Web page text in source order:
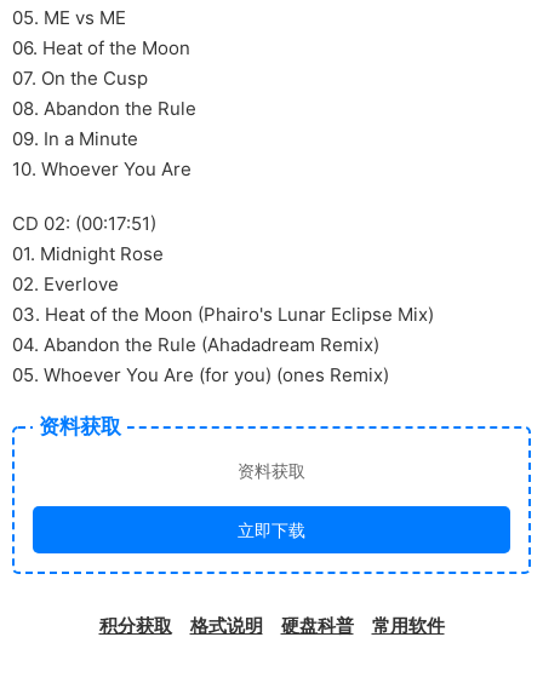
05. ME vs ME
06. Heat of the Moon
07. On the Cusp
08. Abandon the Rule
09. In a Minute
10. Whoever You Are
CD 02: (00:17:51)
01. Midnight Rose
02. Everlove
03. Heat of the Moon (Phairo's Lunar Eclipse Mix)
04. Abandon the Rule (Ahadadream Remix)
05. Whoever You Are (for you) (ones Remix)
资料获取
资料获取
立即下载
积分获取 格式说明 硬盘科普 常用软件